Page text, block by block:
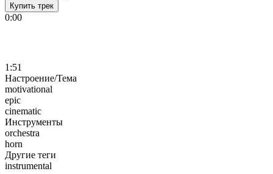
Купить трек
0:00
1:51
Настроение/Тема
motivational
epic
cinematic
Инструменты
orchestra
horn
Другие теги
instrumental